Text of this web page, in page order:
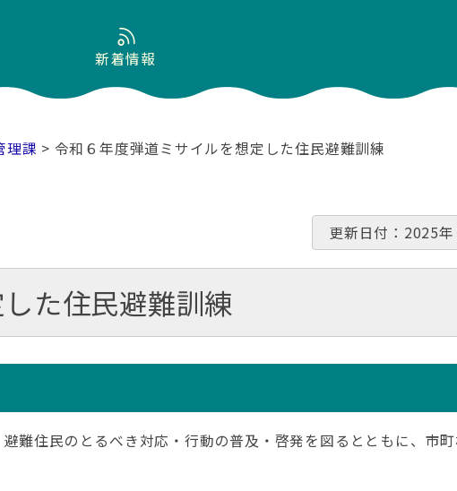
新着情報
理課 > 令和６年度弾道ミサイルを想定した住民避難訓練
更新日付：2025
た住民避難訓練
難住民のとるべき対応・行動の普及・啓発を図るとともに、市